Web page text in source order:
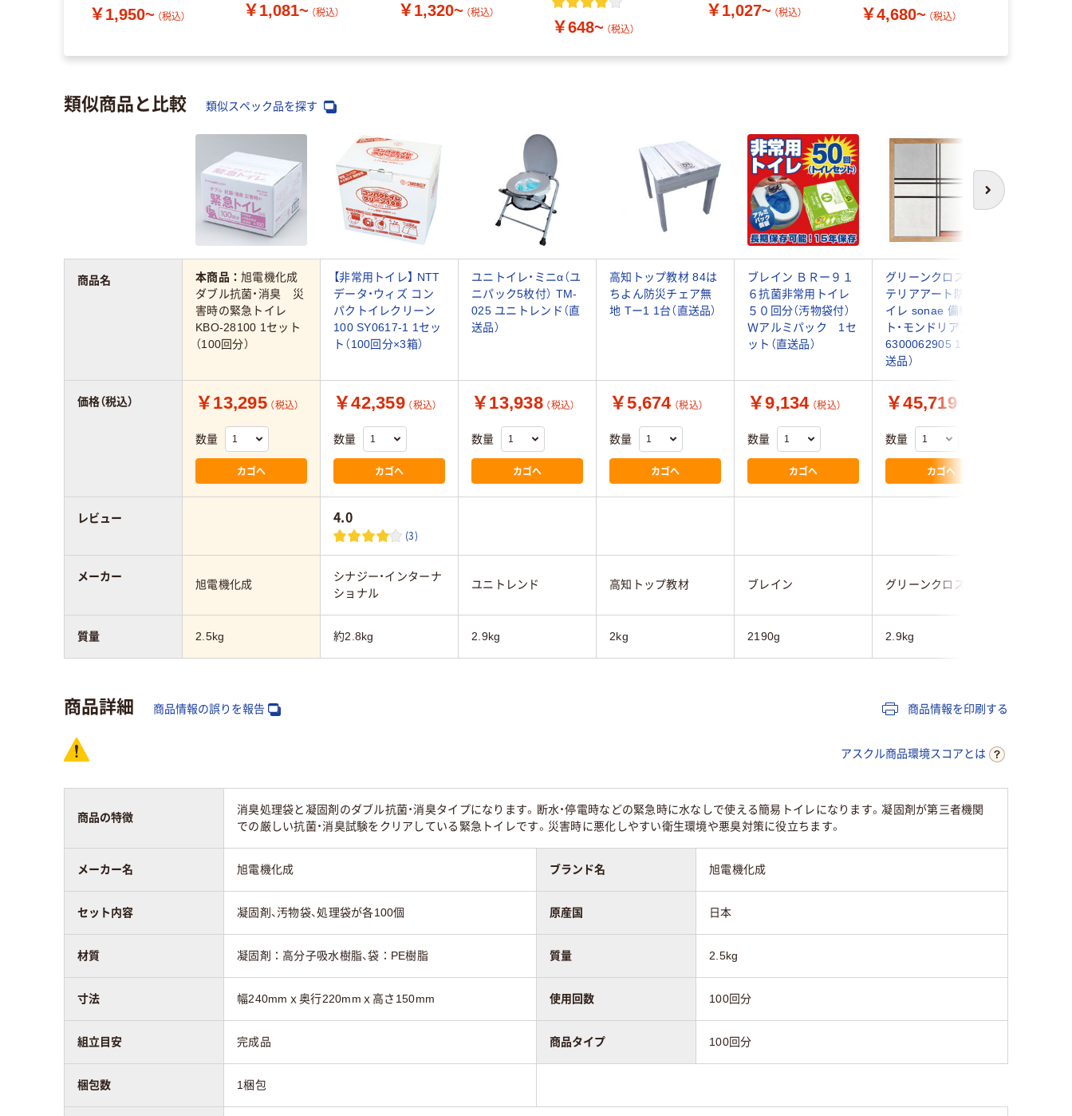
￥1,950~ （税込） ￥1,081~ （税込） ￥1,320~ （税込）
￥648~ （税込）
￥1,027~ （税込） ￥4,680~ （税込）
類似商品と比較 類似スペック品を探す
次へ
本商品：旭電機化成
ダブル抗菌・消臭 災
害時の緊急トイレ
KBO-28100 1セット
（100回分）
【非常用トイレ】 NTT
データ・ウィズ コン
パクトイレクリーン
100 SY0617-1 1セッ
ト（100回分×3箱）
ユニトイレ・ミニα（ユ
ニパック5枚付） TM-
025 ユニトレンド（直
送品）
高知トップ教材 84は
ちよん防災チェア無
地 Tー1 1台（直送品）
ブレイン ＢＲー９１
６抗菌非常用トイレ
５０回分（汚物袋付）
Ｗアルミパック 1セ
ット（直送品）
グリーンクロス イン
テリアアート防災ト
イレ sonae 備絵 ピエ
ト・モンドリアン
6300062905 1台（直
送品）
￥13,295 （税込）
数量
カゴへ
￥42,359 （税込）
数量
カゴへ
￥13,938 （税込）
数量
カゴへ
￥5,674 （税込）
数量
カゴへ
￥9,134 （税込）
数量
カゴへ
￥45,719
数量
カゴへ
4.0
(3)
旭電機化成
シナジー・インターナ
ショナル
ユニトレンド 高知トップ教材 ブレイン グリーンクロス
2.5kg 約2.8kg 2.9kg 2kg 2190g 2.9kg
商品名
価格（税込）
レビュー
メーカー
質量
商品詳細 商品情報の誤りを報告 商品情報を印刷する
アスクル商品環境スコアとは
商品の特徴
消臭処理袋と凝固剤のダブル抗菌・消臭タイプになります。断水・停電時などの緊急時に水なしで使える簡易トイレになります。凝固剤が第三者機関
での厳しい抗菌・消臭試験をクリアしている緊急トイレです。災害時に悪化しやすい衛生環境や悪臭対策に役立ちます。
メーカー名 旭電機化成 ブランド名 旭電機化成
セット内容 凝固剤、汚物袋、処理袋が各100個 原産国 日本
材質 凝固剤：高分子吸水樹脂、袋：PE樹脂 質量 2.5kg
寸法 幅240mmｘ奥行220mmｘ高さ150mm 使用回数 100回分
組立目安 完成品 商品タイプ 100回分
梱包数 1梱包